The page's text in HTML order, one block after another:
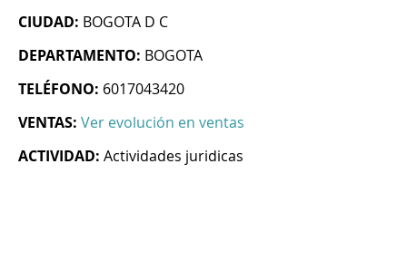
CIUDAD: BOGOTA D C
DEPARTAMENTO: BOGOTA
TELÉFONO: 6017043420
VENTAS: Ver evolución en ventas
ACTIVIDAD: Actividades juridicas